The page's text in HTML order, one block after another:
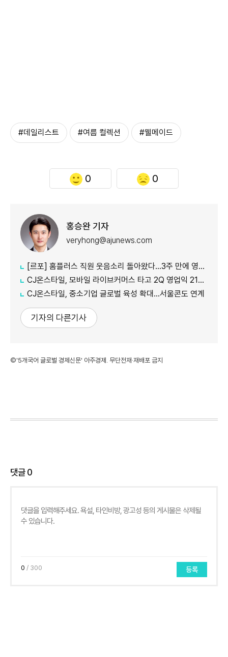
#데일리스트 #여름 컬렉션 #웰메이드
0 0
홍승완 기자
veryhong@ajunews.com
[르포] 홈플러스 직원 웃음소리 돌아왔다…3주 만에 영업 재개 채비
CJ온스타일, 모바일 라이브커머스 타고 2Q 영업익 21%↑
CJ온스타일, 중소기업 글로벌 육성 확대…서울콘도 연계
기자의 다른기사
©'5개국어 글로벌 경제신문' 아주경제. 무단전재·재배포 금지
댓글0
0 / 300 등록